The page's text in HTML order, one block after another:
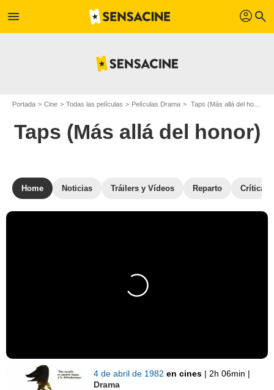
menu profil search
Portada Cine Todas las películas Películas Drama Taps (Más allá del honor)
Taps (Más allá del honor)
Home Noticias Tráilers y Vídeos Reparto Críticas
4 de abril de 1982en cines | 2h 06min |
Drama